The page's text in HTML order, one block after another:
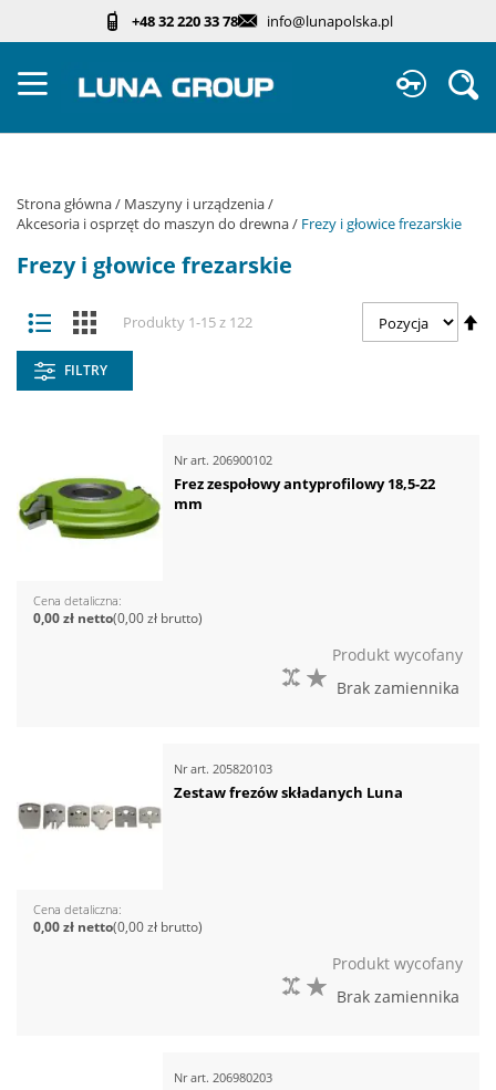
+48 32 220 33 78 info@lunapolska.pl
Strona główna
Maszyny i urządzenia
Akcesoria i osprzęt do maszyn do drewna
Frezy i głowice frezarskie
Frezy i głowice frezarskie
Zobacz
jako
Lista KafelkiProdukty 1-15z 122
FILTRY
Nr art. 206900102
Frez zespołowy antyprofilowy 18,5-22
mm
Cena detaliczna
0,00 zł
0,00 zł
DO PORÓWNANIA
Produkt wycofany
Brak zamiennika
Nr art. 205820103
Zestaw frezów składanych Luna
Cena detaliczna
0,00 zł
0,00 zł
DO PORÓWNANIA
Produkt wycofany
Brak zamiennika
Nr art. 206980203